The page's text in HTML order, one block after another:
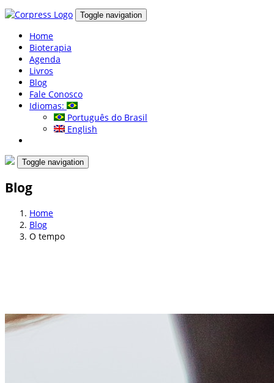
Toggle navigation
Home
Bioterapia
Agenda
Livros
Blog
Fale Conosco
Idiomas:
Português do Brasil
English
Toggle navigation
Blog
Home
Blog
O tempo